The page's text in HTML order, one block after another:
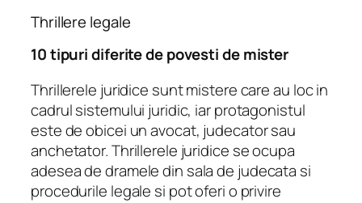
Thrillere legale
10 tipuri diferite de povesti de mister
Thrillerele juridice sunt mistere care au loc in
cadrul sistemului juridic, iar protagonistul
este de obicei un avocat, judecator sau
anchetator. Thrillerele juridice se ocupa
adesea de dramele din sala de judecata si
procedurile legale si pot oferi o privire